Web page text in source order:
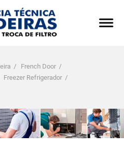
/ French Door /
Freezer Refrigerador /